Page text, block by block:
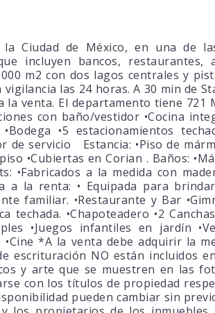
Ciudad de México, en una de
incluyen bancos, restaurantes,
m2 con dos lagos centrales y
las 24 horas. A 30 min de
la venta. El departamento tiene 721
con baño/vestidor •Cocina
•5 estacionamientos
de servicio Estancia: •Piso de
•Cubiertas en Corian . Baños:
•Fabricados a la medida con
a la renta: • Equipada para
familiar. •Restaurante y Bar
techada. •Chapoteadero •2
•Juegos infantiles en jardín
*A la venta debe adquirir la
escrituración NO están incluidos
y arte que se muestren en las
con los títulos de propiedad
pueden cambiar sin